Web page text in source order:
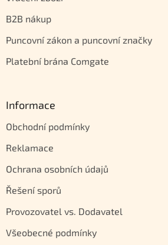
B2B nákup
Puncovní zákon a puncovní značky
Platební brána Comgate
Informace
Obchodní podmínky
Reklamace
Ochrana osobních údajů
Řešení sporů
Provozovatel vs. Dodavatel
Všeobecné podmínky